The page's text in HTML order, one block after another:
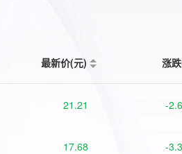
最新价(元) 涨
21.21 -
17.68 -